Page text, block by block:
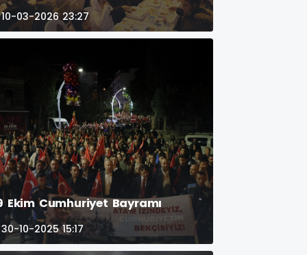
10-03-2026 23:27
Ekim Cumhuriyet Bayramı
30-10-2025 15:17